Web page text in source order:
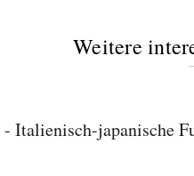
Weitere
Italienisch-japanische